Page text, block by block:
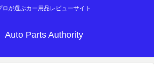
ロが選ぶカー用品レビューサイト
Auto Parts Authority